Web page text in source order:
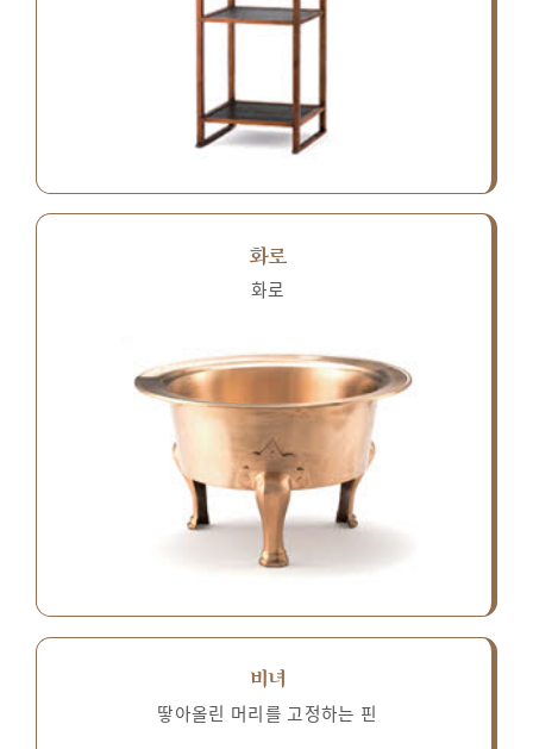
화로
화로
비녀
땋아올린 머리를 고정하는 핀